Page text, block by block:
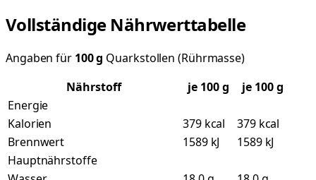
Vollständige Nährwerttabelle
Angaben für 100g Quarkstollen (Rührmasse)
Nährstoff
je 100g
je 100 g
Energie
Kalorien
379 kcal
379 kcal
Brennwert
1589 kJ
1589 kJ
Hauptnährstoffe